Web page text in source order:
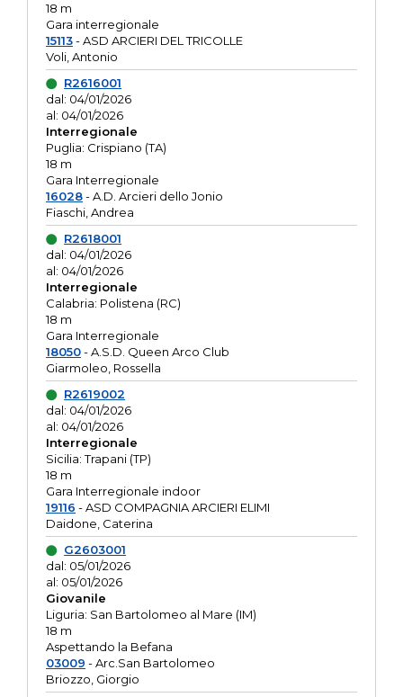
18 m
Gara interregionale
15113- ASD ARCIERI DEL TRICOLLE
Voli, Antonio
R2616001
dal: 04/01/2026
al: 04/01/2026
Interregionale
Puglia: Crispiano (TA)
18 m
Gara Interregionale
16028- A.D. Arcieri dello Jonio
Fiaschi, Andrea
R2618001
dal: 04/01/2026
al: 04/01/2026
Interregionale
Calabria: Polistena (RC)
18 m
Gara Interregionale
18050- A.S.D. Queen Arco Club
Giarmoleo, Rossella
R2619002
dal: 04/01/2026
al: 04/01/2026
Interregionale
Sicilia: Trapani (TP)
18 m
Gara Interregionale indoor
19116 - ASD COMPAGNIA ARCIERI ELIMI
Daidone, Caterina
G2603001
dal: 05/01/2026
al: 05/01/2026
Giovanile
Liguria: San Bartolomeo al Mare (IM)
18 m
Aspettando la Befana
03009 - Arc.San Bartolomeo
Briozzo, Giorgio